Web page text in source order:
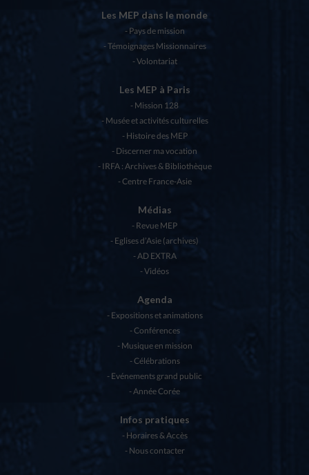
Les MEP dans le monde
Pays de mission
Témoignages Missionnaires
Volontariat
Les MEP à Paris
Mission 128
Musée et activités culturelles
Histoire des MEP
Discerner ma vocation
IRFA : Archives & Bibliothèque
Centre France-Asie
Médias
Revue MEP
Eglises d’Asie (archives)
AD EXTRA
Vidéos
Agenda
Expositions et animations
Conférences
Musique en mission
Célébrations
Evénements grand public
Année Corée
Infos pratiques
Horaires & Accès
Nous contacter